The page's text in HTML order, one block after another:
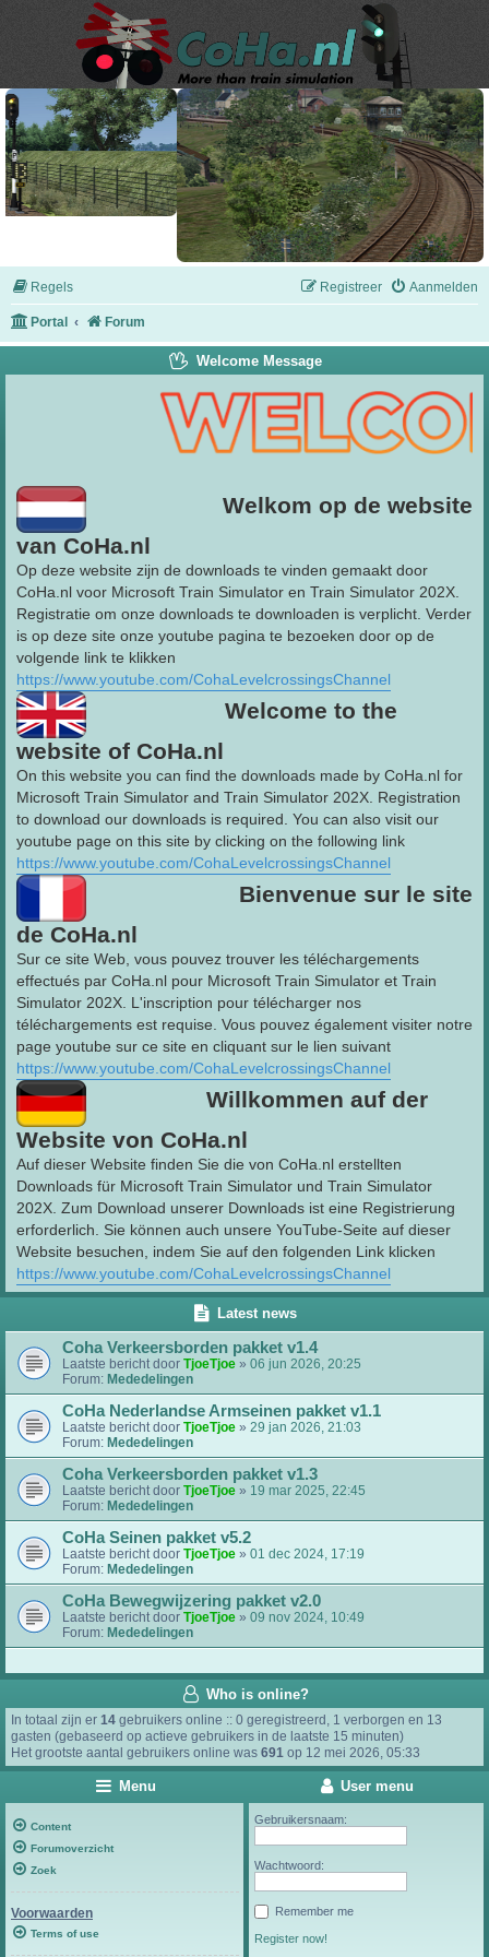
Regels Aanmelden
Registreer
Portal Forum
Welcome Message
Welkom op de website
van CoHa.nl
Op deze website zijn de downloads te vinden gemaakt door
CoHa.nl voor Microsoft Train Simulator en Train Simulator 202X.
Registratie om onze downloads te downloaden is verplicht. Verder
is op deze site onze youtube pagina te bezoeken door op de
volgende link te klikken
https://www.youtube.com/CohaLevelcrossingsChannel
Welcome to the
website of CoHa.nl
On this website you can find the downloads made by CoHa.nl for
Microsoft Train Simulator and Train Simulator 202X. Registration
to download our downloads is required. You can also visit our
youtube page on this site by clicking on the following link
https://www.youtube.com/CohaLevelcrossingsChannel
Bienvenue sur le site
de CoHa.nl
Sur ce site Web, vous pouvez trouver les téléchargements
effectués par CoHa.nl pour Microsoft Train Simulator et Train
Simulator 202X. L'inscription pour télécharger nos
téléchargements est requise. Vous pouvez également visiter notre
page youtube sur ce site en cliquant sur le lien suivant
https://www.youtube.com/CohaLevelcrossingsChannel
Willkommen auf der
Website von CoHa.nl
Auf dieser Website finden Sie die von CoHa.nl erstellten
Downloads für Microsoft Train Simulator und Train Simulator
202X. Zum Download unserer Downloads ist eine Registrierung
erforderlich. Sie können auch unsere YouTube-Seite auf dieser
Website besuchen, indem Sie auf den folgenden Link klicken
https://www.youtube.com/CohaLevelcrossingsChannel
Latest news
Coha Verkeersborden pakket v1.4
Laatste bericht door TjoeTjoe » 06 jun 2026, 20:25
Forum: Mededelingen
CoHa Nederlandse Armseinen pakket v1.1
Laatste bericht door TjoeTjoe » 29 jan 2026, 21:03
Forum: Mededelingen
Coha Verkeersborden pakket v1.3
Laatste bericht door TjoeTjoe » 19 mar 2025, 22:45
Forum: Mededelingen
CoHa Seinen pakket v5.2
Laatste bericht door TjoeTjoe » 01 dec 2024, 17:19
Forum: Mededelingen
CoHa Bewegwijzering pakket v2.0
Laatste bericht door TjoeTjoe » 09 nov 2024, 10:49
Forum: Mededelingen
Who is online?
In totaal zijn er 14 gebruikers online :: 0 geregistreerd, 1 verborgen en 13
gasten (gebaseerd op actieve gebruikers in de laatste 15 minuten)
Het grootste aantal gebruikers online was 691 op 12 mei 2026, 05:33
Menu
Content
Forumoverzicht
Zoek
Voorwaarden
Terms of use
User menu
Gebruikersnaam:
Wachtwoord:
Remember me
Register now!